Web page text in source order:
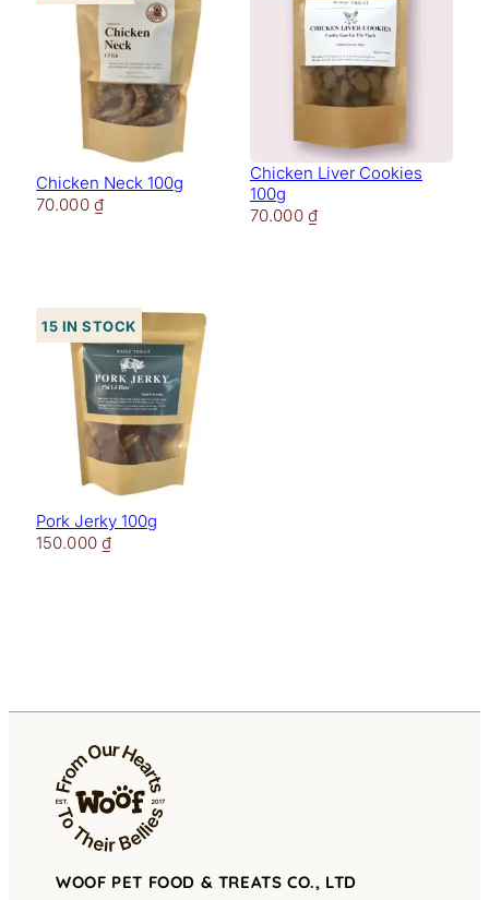
Chicken Neck 100g
70.000 ₫
Chicken Liver Cookies
100g
70.000 ₫
Pork Jerky 100g
15 in stock
150.000 ₫
WOOF PET FOOD & TREATS CO., LTD